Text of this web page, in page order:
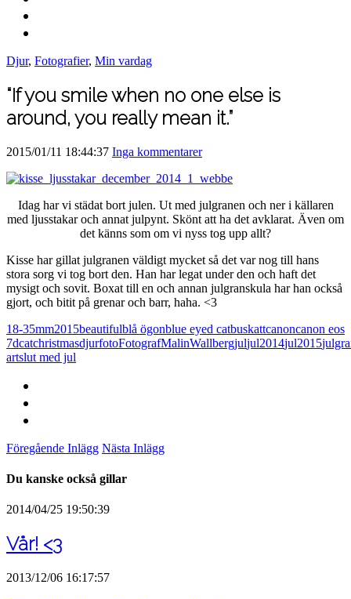
Djur, Fotografier, Min vardag
“If you smile when no one else is
around, you really mean it.”
2015/01/11 18:44:37 Inga kommentarer
Idag har vi städat bort julen. Ut med julgranen och ner i källaren
med ljusstakar och annat julpynt. Skönt att ha det avklarat. Även om
det känns som om vi nyss tog upp allt?
Kisse har gillat julgranen väldigt mycket så det var nog till hans
stora sorg vi tog bort den. Han har legat under den och haft det
mysigt och sovit. Boxat till en och annan julgranskula har han också
gjort, och bitit på grenar och barr, haha. <3
18-35mm2015beautifulblå ögonblue eyed catbuskattcanoncanon eos
7dcatchristmasdjurfotoFotografMalinWallbergjuljul2014jul2015
artslut med jul
Föregående Inlägg Nästa Inlägg
Du kanske också gillar
2014/04/25 19:50:39
Vår! <3
2013/12/06 16:17:57